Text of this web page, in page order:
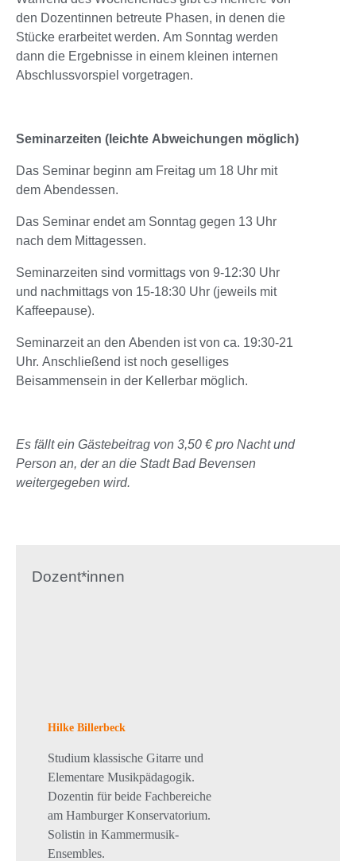
den Dozentinnen betreute Phasen, in denen die
Stücke erarbeitet werden. Am Sonntag werden
dann die Ergebnisse in einem kleinen internen
Abschlussvorspiel vorgetragen.
Seminarzeiten (leichte Abweichungen möglich)
Das Seminar beginn am Freitag um 18 Uhr mit
dem Abendessen.
Das Seminar endet am Sonntag gegen 13 Uhr
nach dem Mittagessen.
Seminarzeiten sind vormittags von 9-12:30 Uhr
und nachmittags von 15-18:30 Uhr (jeweils mit
Kaffeepause).
Seminarzeit an den Abenden ist von ca. 19:30-21
Uhr. Anschließend ist noch geselliges
Beisammensein in der Kellerbar möglich.
Es fällt ein Gästebeitrag von 3,50 € pro Nacht und
Person an, der an die Stadt Bad Bevensen
weitergegeben wird.
Dozent*innen
Hilke Billerbeck
Studium klassische Gitarre und
Elementare Musikpädagogik.
Dozentin für beide Fachbereiche
am Hamburger Konservatorium.
Solistin in Kammermusik-
Ensembles.